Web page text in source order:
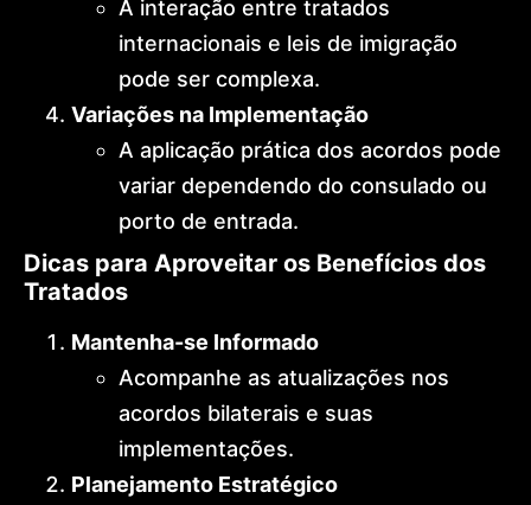
A interação entre tratados
internacionais e leis de imigração
pode ser complexa.
Variações na Implementação
A aplicação prática dos acordos pode
variar dependendo do consulado ou
porto de entrada.
Dicas para Aproveitar os Benefícios dos
Tratados
Mantenha-se Informado
Acompanhe as atualizações nos
acordos bilaterais e suas
implementações.
Planejamento Estratégico